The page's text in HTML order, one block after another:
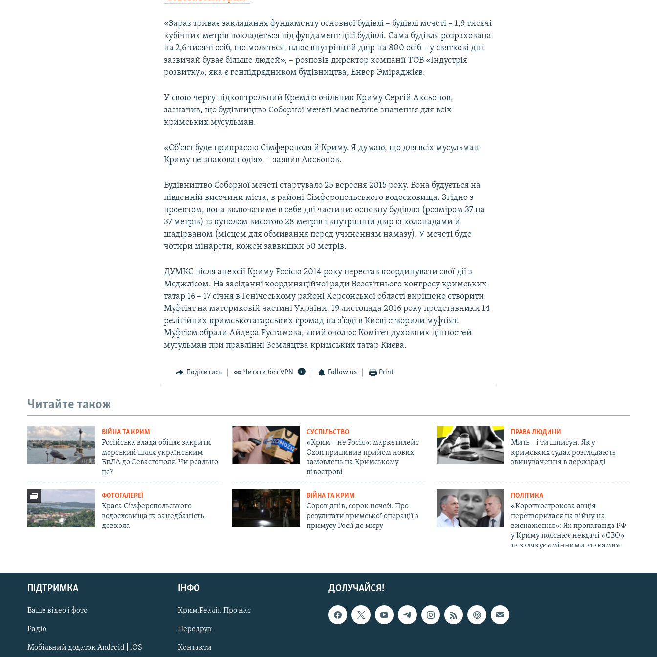
Русский
Qırımtatar
ДОЛУЧАЙСЯ!
«Зараз триває закладання фундаменту основної будівлі – будівлі мечеті – 1,9 тисячі
кубічних метрів покладеться під фундамент цієї будівлі. Сама будівля розрахована
на 2,6 тисячі осіб, що моляться, плюс внутрішній двір на 800 осіб – у святкові дні
зазвичай буває більше людей», – розповів директор компанії ТОВ «Індустрія
розвитку», яка є генпідрядником будівництва, Енвер Эміраджієв.
У свою чергу підконтрольний Кремлю очільник Криму Сергій Аксьонов,
зазначив, що будівництво Соборної мечеті має велике значення для всіх
кримських мусульман.
«Об'єкт буде прикрасою Сімферополя й Криму. Я думаю, що для всіх мусульман
Криму це знакова подія», – заявив Аксьонов.
Будівництво Соборної мечеті стартувало 25 вересня 2015 року. Вона будується на
південній височини міста, в районі Сімферопольського водосховища. Згідно з
проектом, вона включатиме в себе дві частини: основну будівлю (розміром 37 на
37 метрів) із куполом висотою 28 метрів і внутрішній двір із колонадами й
шадірваном (місцем для обмивання перед учиненням намазу). У мечеті буде
чотири мінарети, кожен заввишки 50 метрів.
ДУМКС після анексії Криму Росією 2014 року перестав координувати свої дії з
Меджлісом. На засіданні координаційної ради Всесвітнього конгресу кримських
татар 16 – 17 січня в Генічеському районі Херсонської області вирішено створити
Муфтіят на материковій частині України. 19 листопада 2016 року представники 14
релігійних кримськотатарських громад на з'їзді в Києві створили муфтіят.
Муфтієм обрали Айдера Рустамова, який очолює Комітет духовних цінностей
мусульман при правлінні Земляцтва кримських татар Києва.
Поділитись Читати без VPN Follow us Print
Читайте також
ВІЙНА ТА КРИМ
Російська влада обіцяє закрити
морський шлях українським
БпЛА до Севастополя. Чи реально
це?
СУСПІЛЬСТВО
«Крим – не Росія»: маркетплейс
Ozon припинив прийом нових
замовлень на Кримському
півострові
ПРАВА ЛЮДИНИ
Мить – і ти шпигун. Як у
кримських судах розглядають
звинувачення в держзраді
ФОТОГАЛЕРЕЇ
Краса Сімферопольського
водосховища та занедбаність
довкола
ВІЙНА ТА КРИМ
Сорок днів, сорок ночей. Про
результати кримської операції з
примусу Росії до миру
ПОЛІТИКА
«Короткострокова акція
перетворилася на війну на
виснаження»: Як пропаганда РФ
у Криму пояснює невдачі «СВО»
та залякує «мінними атаками»
ДОЛУЧАЙСЯ!
ПІДТРИМКА
Ваше відео і фото
Радіо
Мобільний додаток Android | iOS
ІНФО
Крим.Реалії. Про нас
Передрук
Контакти